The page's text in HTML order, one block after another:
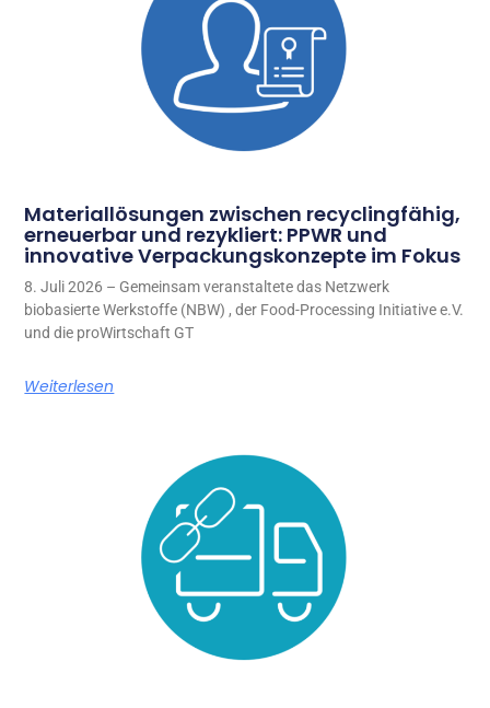
Materiallösungen zwischen recyclingfähig,
erneuerbar und rezykliert: PPWR und
innovative Verpackungskonzepte im Fokus
8. Juli 2026 – Gemeinsam veranstaltete das Netzwerk
biobasierte Werkstoffe (NBW) , der Food-Processing Initiative e.V.
und die proWirtschaft GT
Weiterlesen